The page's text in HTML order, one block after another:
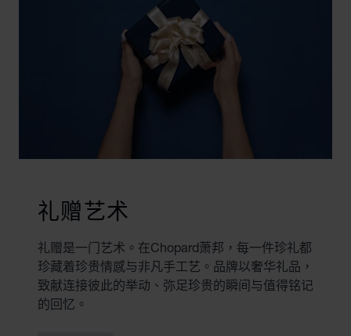
礼赠艺术
礼赠是一门艺术。在Chopard萧邦，每一件珍礼都
珍藏着珍贵情感与非凡手工艺。品牌以奢华礼品，
致献连接彼此的举动、弥足珍贵的瞬间与值得铭记
的回忆。